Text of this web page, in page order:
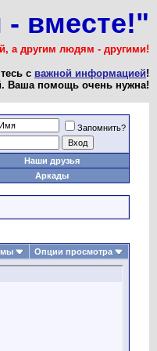
вместе!"
а другим людям - другими!
с важной информацией!
Ваша помощь очень нужна!
Запомнить?
Наши друзья
Аркады
Опции просмотра